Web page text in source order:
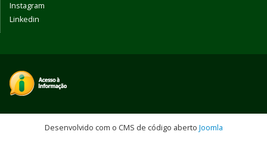
Instagram
Linkedin
Desenvolvido com o CMS de código aberto Joomla